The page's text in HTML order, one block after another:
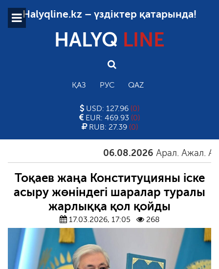
Halyqline.kz – үздіктер қатарында!
HALYQ LINE
ҚАЗ РУС QAZ
USD: 127.96 (0)
EUR: 469.93 (0)
RUB: 27.39 (0)
06.08.2026 Арал. Ажал. Айғақ
Тоқаев жаңа Конституцияны іске
асыру жөніндегі шаралар туралы
жарлыққа қол қойды
17.03.2026, 17:05 268